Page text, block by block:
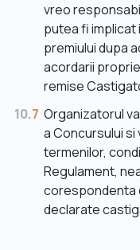
vreo
putea fi
premiului dupa
acordarii
remise
10.7 Organizatorul
a Concursului
termenilor,
Regulament,
corespondenta
declarate